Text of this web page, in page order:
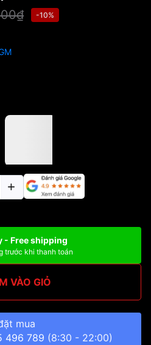
-10%
- Free shipping
trước khi thanh toán
VÀO GIỎ
mua
496 789 (8:30 - 22:00)